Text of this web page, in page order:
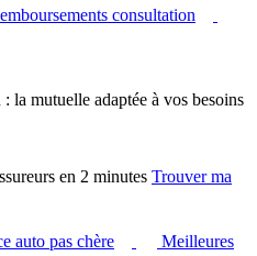
consultation
la mutuelle adaptée à vos besoins
en 2 minutes Trouver ma
auto pas chère
Meilleures